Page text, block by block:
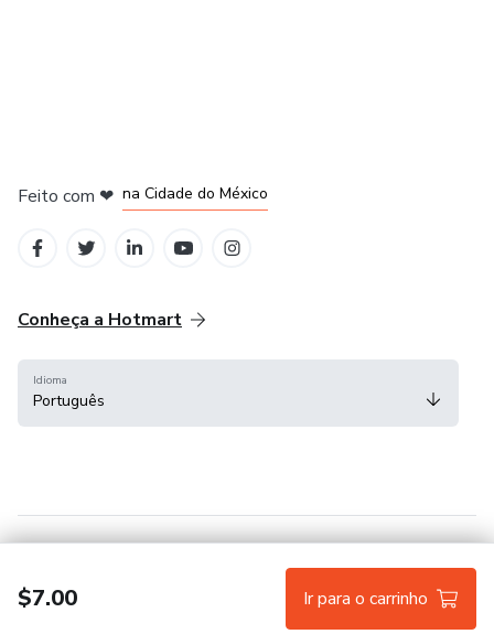
$7.00 Ir para o carrinho
Feito com ❤ na Cidade do México
Conheça a Hotmart
Idioma
Português
Hotmart — 2011-2026 © Todos os direitos reservados.